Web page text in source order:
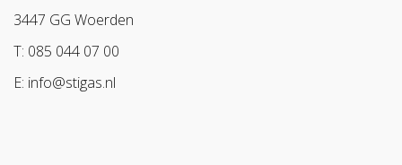
Arbeidsmarkt
3447 GG Woerden
T: 085 044 07 00
E: info@stigas.nl